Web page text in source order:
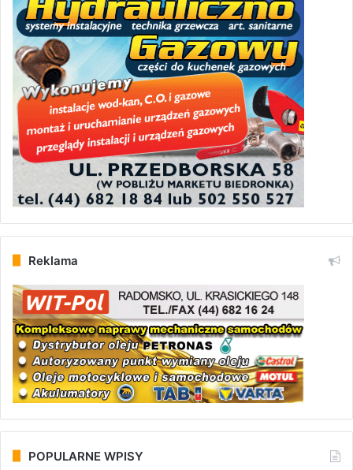
Reklama
POPULARNE WPISY